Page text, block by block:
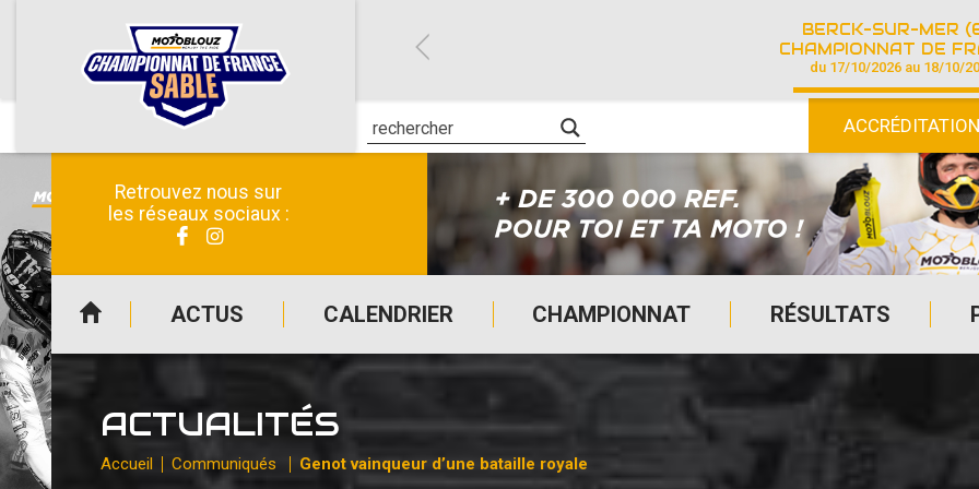
Retrouvez nous sur
les réseaux sociaux :
ACTUS CALENDRIER CHAMPIONNAT RÉSULTATS
BERCK-SUR-MER
CHAMPIONNAT DE FRANCE DE COURSE
du 17/10/2026 au 18/10/
ACTUALITÉS
Accueil Communiqués Genot vainqueur d’une bataille royale